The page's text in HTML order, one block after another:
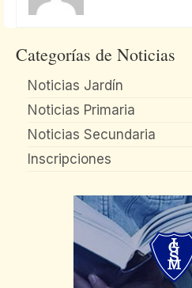
Categorías de Noticias
Noticias Jardín
Noticias Primaria
Noticias Secundaria
Inscripciones